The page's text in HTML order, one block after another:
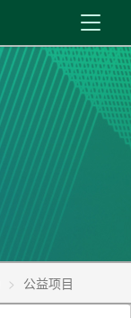
公益项目